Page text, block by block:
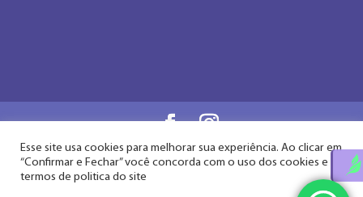
Flor de Lótus Acupuntura Veterinária® - Desde
Esse site usa cookies para melhorar sua experiência. Ao clicar em
“Confirmar e Fechar” você concorda com o uso dos cookies e
termos de politica do site